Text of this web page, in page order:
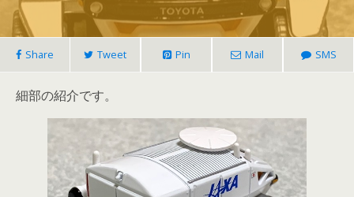
Share Tweet Pin Mail SMS
細部の紹介です。